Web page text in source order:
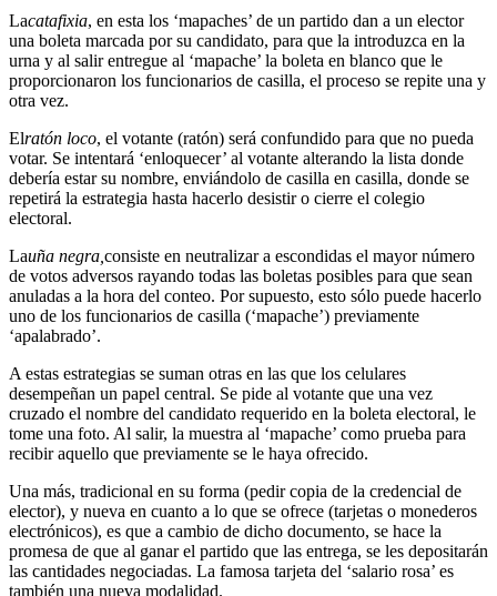
Lacatafixia, en esta los ‘mapaches’ de un partido dan a un elector
una boleta marcada por su candidato, para que la introduzca en la
urna y al salir entregue al ‘mapache’ la boleta en blanco que le
proporcionaron los funcionarios de casilla, el proceso se repite una y
otra vez.
Elratón loco, el votante (ratón) será confundido para que no pueda
votar. Se intentará ‘enloquecer’ al votante alterando la lista donde
debería estar su nombre, enviándolo de casilla en casilla, donde se
repetirá la estrategia hasta hacerlo desistir o cierre el colegio
electoral.
Lauña negra, consiste en neutralizar a escondidas el mayor número
de votos adversos rayando todas las boletas posibles para que sean
anuladas a la hora del conteo. Por supuesto, esto sólo puede hacerlo
uno de los funcionarios de casilla (‘mapache’) previamente
‘apalabrado’.
A estas estrategias se suman otras en las que los celulares
desempeñan un papel central. Se pide al votante que una vez
cruzado el nombre del candidato requerido en la boleta electoral, le
tome una foto. Al salir, la muestra al ‘mapache’ como prueba para
recibir aquello que previamente se le haya ofrecido.
Una más, tradicional en su forma (pedir copia de la credencial de
elector), y nueva en cuanto a lo que se ofrece (tarjetas o monederos
electrónicos), es que a cambio de dicho documento, se hace la
promesa de que al ganar el partido que las entrega, se les depositarán
las cantidades negociadas. La famosa tarjeta del ‘salario rosa’ es
también una nueva modalidad.